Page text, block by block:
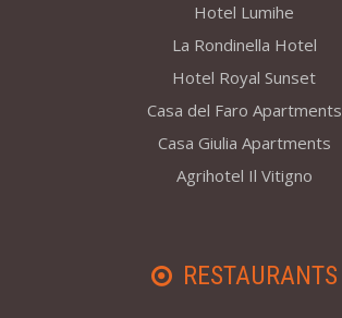
Hotel Lumihe
La Rondinella Hotel
Hotel Royal Sunset
Casa del Faro Apartments
Casa Giulia Apartments
Agrihotel Il Vitigno
RESTAURANTS